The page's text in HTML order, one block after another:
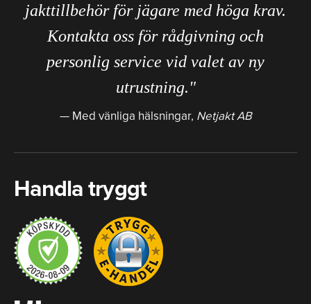
jakttillbehör för jägare med höga krav.
Kontakta oss för rådgivning och
personlig service vid valet av ny
utrustning."
Med vänliga hälsningar, Netjakt AB
Handla tryggt